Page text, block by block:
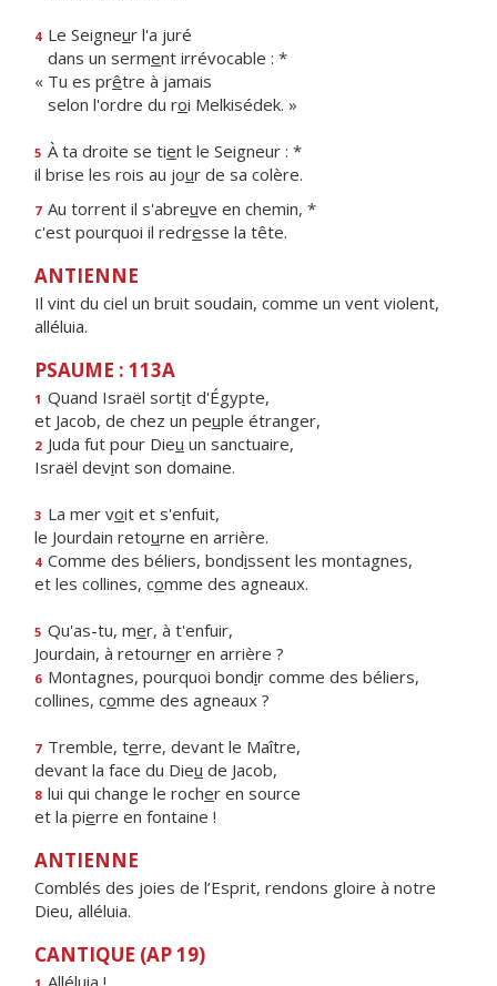
4 Le Seigneur l'a juré
dans un serment irrévocable : *
« Tu es prêtre à jamais
selon l'ordre du roi Melkisédek. »
5 À ta droite se tient le Seigneur : *
il brise les rois au jour de sa colère.
7 Au torrent il s'abreuve en chemin, *
c'est pourquoi il redresse la tête.
ANTIENNE
Il vint du ciel un bruit soudain, comme un vent violent,
alléluia.
PSAUME : 113A
1 Quand Israël sortit d'Égypte,
et Jacob, de chez un peuple étranger,
2 Juda fut pour Dieu un sanctuaire,
Israël devint son domaine.
3 La mer voit et s'enfuit,
le Jourdain retourne en arrière.
4 Comme des béliers, bondissent les montagnes,
et les collines, comme des agneaux.
5 Qu'as-tu, mer, à t'enfuir,
Jourdain, à retourner en arrière ?
6 Montagnes, pourquoi bondir comme des béliers,
collines, comme des agneaux ?
7 Tremble, terre, devant le Maître,
devant la face du Dieu de Jacob,
8 lui qui change le rocher en source
et la pierre en fontaine !
ANTIENNE
Comblés des joies de l’Esprit, rendons gloire à notre
Dieu, alléluia.
CANTIQUE (AP 19)
Alléluia !